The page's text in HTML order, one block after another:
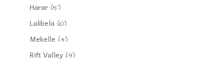
Harar(5)
Lalibela(10)
Mekelle (4)
Rift Valley(9)